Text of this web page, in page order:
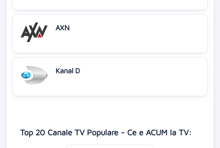
AXN
Kanal D
Top 20 Canale TV Populare - Ce e ACUM la TV: